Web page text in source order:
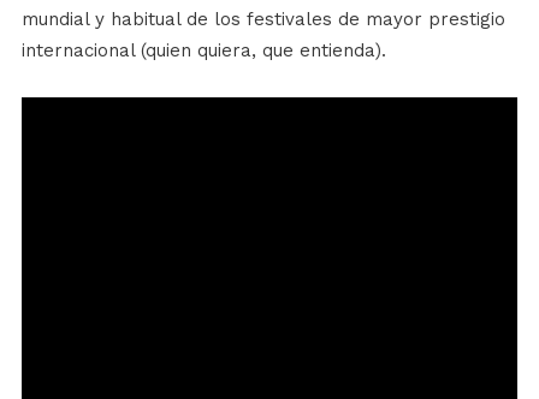
mundial y habitual de los festivales de mayor prestigio
internacional (quien quiera, que entienda).